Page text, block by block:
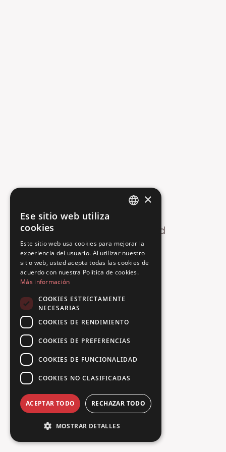
404
Oops! Page not found
Return to Home
SPANISH
PORTUGUESE
×
Ese sitio web utiliza
cookies
Este sitio web usa cookies para mejorar la
experiencia del usuario. Al utilizar nuestro
sitio web, usted acepta todas las cookies de
acuerdo con nuestra Política de cookies.
Más información
COOKIES ESTRICTAMENTE
NECESARIAS
COOKIES DE RENDIMIENTO
COOKIES DE PREFERENCIAS
COOKIES DE FUNCIONALIDAD
COOKIES NO CLASIFICADAS
ACEPTAR TODO RECHAZAR TODO
MOSTRAR DETALLES